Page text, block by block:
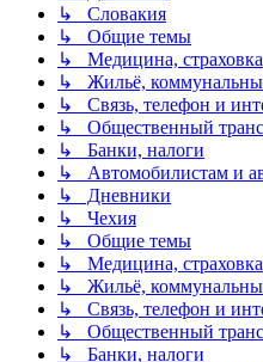
↳ Словакия
↳ Общие темы
↳ Медицина, страховка
↳ Жильё,
↳ Связь, телефон и
↳ Общественный
↳ Банки, налоги
↳ Автомобилистам и
↳ Дневники
↳ Чехия
↳ Общие темы
↳ Медицина, страховка
↳ Жильё,
↳ Связь, телефон и
↳ Общественный
↳ Банки, налоги